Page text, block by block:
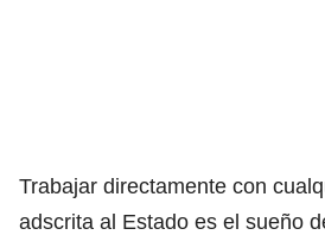
Trabajar directamente con
adscrita al Estado es el sueño